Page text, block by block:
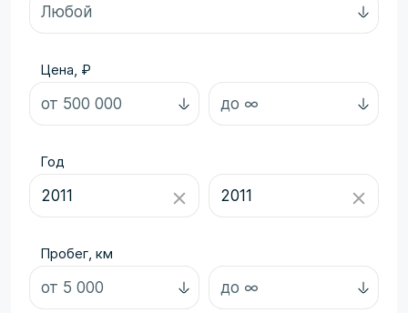
Цена, ₽
Год
Пробег, км